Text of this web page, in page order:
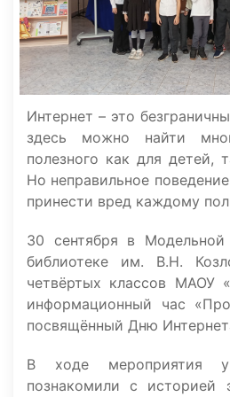
Интернет – это
здесь можно найти
полезного как для детей,
Но неправильное
принести вред каждому
30 сентября в Модельной
библиотеке им. В.Н.
четвёртых классов
информационный час
посвящённый Дню
В ходе мероприятия
познакомили с историей